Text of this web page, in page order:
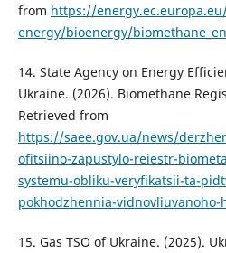
from https://
energy/bioenergy/biomethane_en
14. State Agency on Energy
Ukraine. (2026). Biomethane
Retrieved from
https://saee.gov.ua/news/
ofitsiino-zapustylo-reiestr-
systemu-obliku-veryfikatsii-ta-
pokhodzhennia-vidnovliuvanoho-
15. Gas TSO of Ukraine. (2025).